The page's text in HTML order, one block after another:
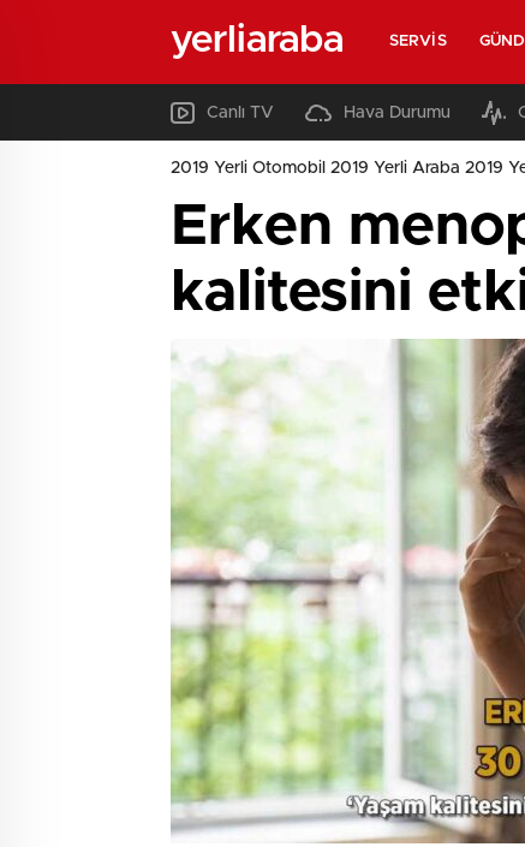
yerliaraba SERVIS
Canlı TV Hava Durumu
2019 Yerli Otomobil 2019 Yerli Araba 2019
Erken
kalitesini